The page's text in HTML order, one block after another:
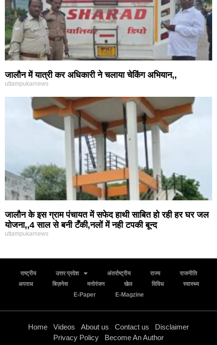
जालौन में यात्री कर अधिकारी ने चलाया चेकिंग अभियान,,
uttampukarnews
जालौन के इस ग्राम पंचायत में सफेद हाथी साबित हो रही हर घर जल
योजना,,4 साल से बनी टँकी,नलों में नही टपकी बून्द
uttampukarnews
राष्ट्रीय उत्तर प्रदेश अंतर्राष्ट्रीय राज्य
अपराध
Home Videos About us Contact us
Disclaimer
Privacy Policy
Become An Author
CONTACT US
+91 9415795867